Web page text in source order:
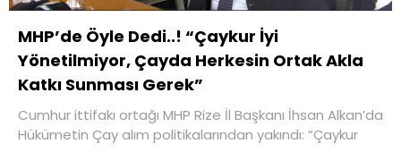
MHP’de Öyle Dedi..! “Çaykur İyi
Yönetilmiyor, Çayda Herkesin Ortak Akla
Katkı Sunması Gerek”
Cumhur ittifakı ortağı MHP Rize İl Başkanı İhsan Alkan’da
Hükümetin Çay alım politikalarından yakındı: “Çaykur